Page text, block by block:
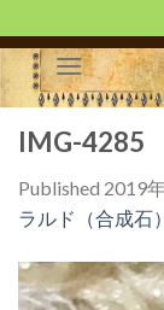
to
content
IMG-4285
Published 2019
ラルド（合成石